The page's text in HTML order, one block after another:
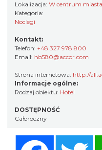
Lokalizacja: W centrum miasta
Kategoria:
Noclegi
Kontakt:
Telefon: +48 327 978 800
Email: hb580@accor.com
Strona internetowa: http://
Informacje ogólne:
Rodzaj obiektu: Hotel
DOSTĘPNOŚĆ
Całoroczny